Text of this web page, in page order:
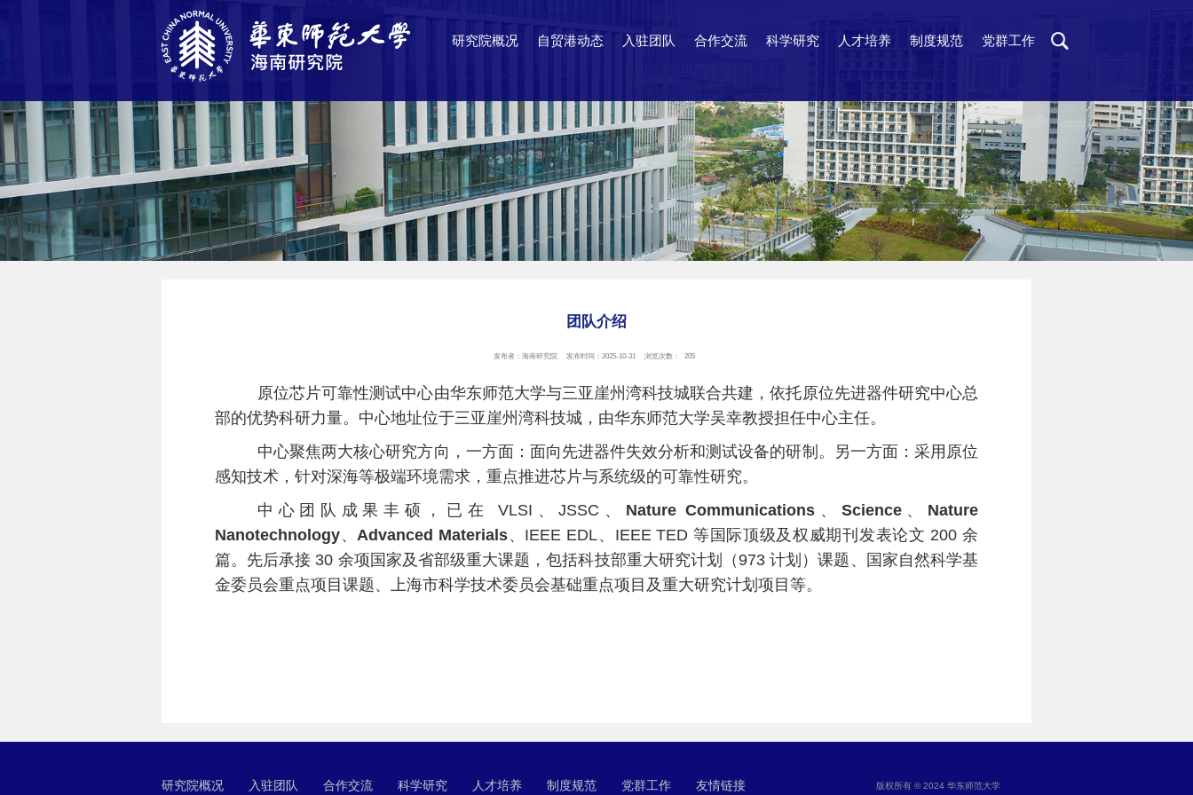
研究院概况 自贸港动态 入驻团队 合作交流 科学研究 人才培养 制度规范 党群工作
团队介绍
发布者：海南研究院 发布时间：2025-10-31 浏览次数： 205
原位芯片可靠性测试中心由华东师范大学与三亚崖州湾科技城联合共建，依托原位先进器件研究中心总
部的优势科研力量。中心地址位于三亚崖州湾科技城，由华东师范大学吴幸教授担任中心主任。
中心聚焦两大核心研究方向，一方面：面向先进器件失效分析和测试设备的研制。另一方面：采用原位
感知技术，针对深海等极端环境需求，重点推进芯片与系统级的可靠性研究。
中心团队成果丰硕，已在 VLSI、JSSC、 Nature Communications 、 Science、 Nature
Nanotechnology、Advanced Materials、IEEE EDL、IEEE TED 等国际顶级及权威期刊发表论文 200 余
篇。先后承接 30 余项国家及省部级重大课题，包括科技部重大研究计划（973 计划）课题、国家自然科学基
金委员会重点项目课题、上海市科学技术委员会基础重点项目及重大研究计划项目等。
研究院概况 入驻团队 合作交流 科学研究 人才培养 制度规范 党群工作 友情链接 版权所有 © 2024 华东师范大学